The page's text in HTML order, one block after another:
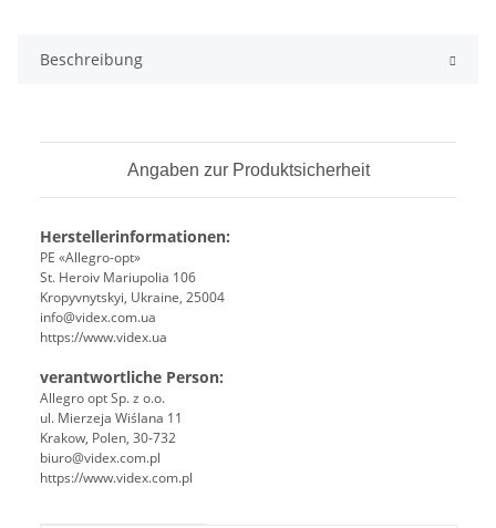
Beschreibung
Angaben zur Produktsicherheit
Herstellerinformationen:
PE «Allegro-opt»
St. Heroiv Mariupolia 106
Kropyvnytskyi, Ukraine, 25004
info@videx.com.ua
https://www.videx.ua
verantwortliche Person:
Allegro opt Sp. z o.o.
ul. Mierzeja Wiślana 11
Krakow, Polen, 30-732
biuro@videx.com.pl
https://www.videx.com.pl